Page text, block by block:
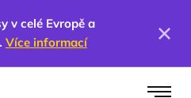
v celé Evropě a
Více informací